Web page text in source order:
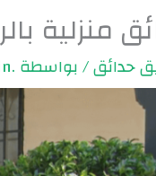
بالرياض
حدائق/ بواسطة .Admin